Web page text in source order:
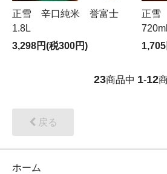
正雪 辛口純米 誉富士
1.8L
3,298円(税300円)
正
720ml
23商品中 1-12
戻る
ホーム